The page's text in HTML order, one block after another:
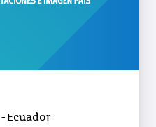
Ecuador